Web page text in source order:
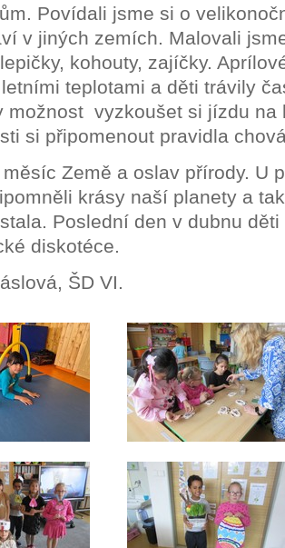
Povídali jsme si o
v jiných zemích. Malovali
kohouty, zajíčky.
teplotami a děti trávily
možnost vyzkoušet si jízdu na
si připomenout pravidla
Země a oslav přírody. U
krásy naší planety a
Poslední den v dubnu
diskotéce.
ŠD VI.